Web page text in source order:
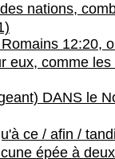
nations,
comme
DANS le
ce / afin /
épée à